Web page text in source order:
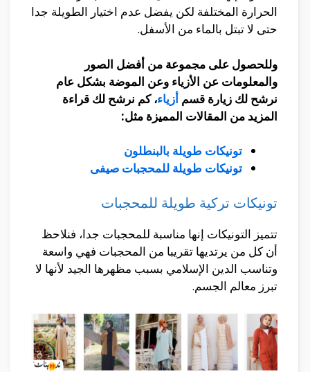
الحرارة المختلفة لكن يفضل عدم اختيار الطويلة جدا
حتى لا تبتل بالماء من الأسفل.
وللحصول على مجموعة من أفضل الصور
والمعلومات عن الأزياء وعن الموضة بشكل عام
نرشح لك زيارة قسم أزياء، كم نرشح لك قراءة
المزيد من المقالات المميزة مثل:
تونيكات طويلة بالبنطلون
تونيكات طويلة للمحجبات صيفى
تونيكات تركية طويلة للمحجبات
تتميز التونيكات إنها مناسبة للمحجبات جدا، فنلاحظ
أن كل من يرتديها تقريبا من المحجبات فهي واسعة
وتناسب الدين الإسلامي بسبب مظهرها الجيد لأنها لا
تبرز معالم الجسم.